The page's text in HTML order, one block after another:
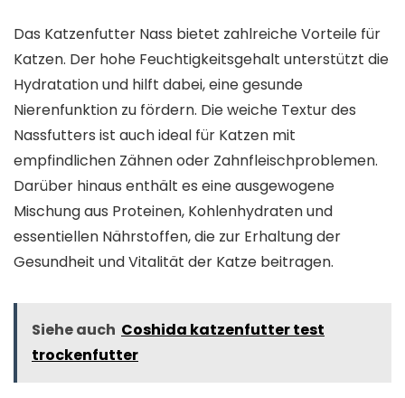
Das Katzenfutter Nass bietet zahlreiche Vorteile für
Katzen. Der hohe Feuchtigkeitsgehalt unterstützt die
Hydratation und hilft dabei, eine gesunde
Nierenfunktion zu fördern. Die weiche Textur des
Nassfutters ist auch ideal für Katzen mit
empfindlichen Zähnen oder Zahnfleischproblemen.
Darüber hinaus enthält es eine ausgewogene
Mischung aus Proteinen, Kohlenhydraten und
essentiellen Nährstoffen, die zur Erhaltung der
Gesundheit und Vitalität der Katze beitragen.
Siehe auch Coshida katzenfutter test
trockenfutter